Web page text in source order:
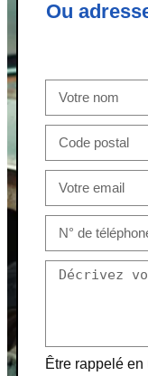
Ou
Être rappelé en